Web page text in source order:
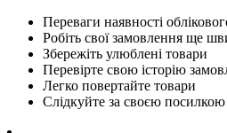
Переваги наявності
Робіть свої замовлення ще
Збережіть улюблені товари
Перевірте свою історію
Легко повертайте товари
Слідкуйте за своєю посилкою